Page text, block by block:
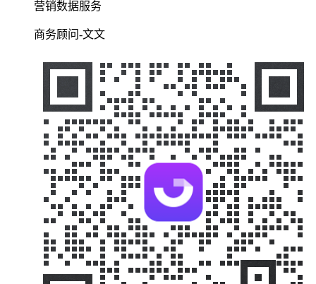
营销数据服务
商务顾问-文文